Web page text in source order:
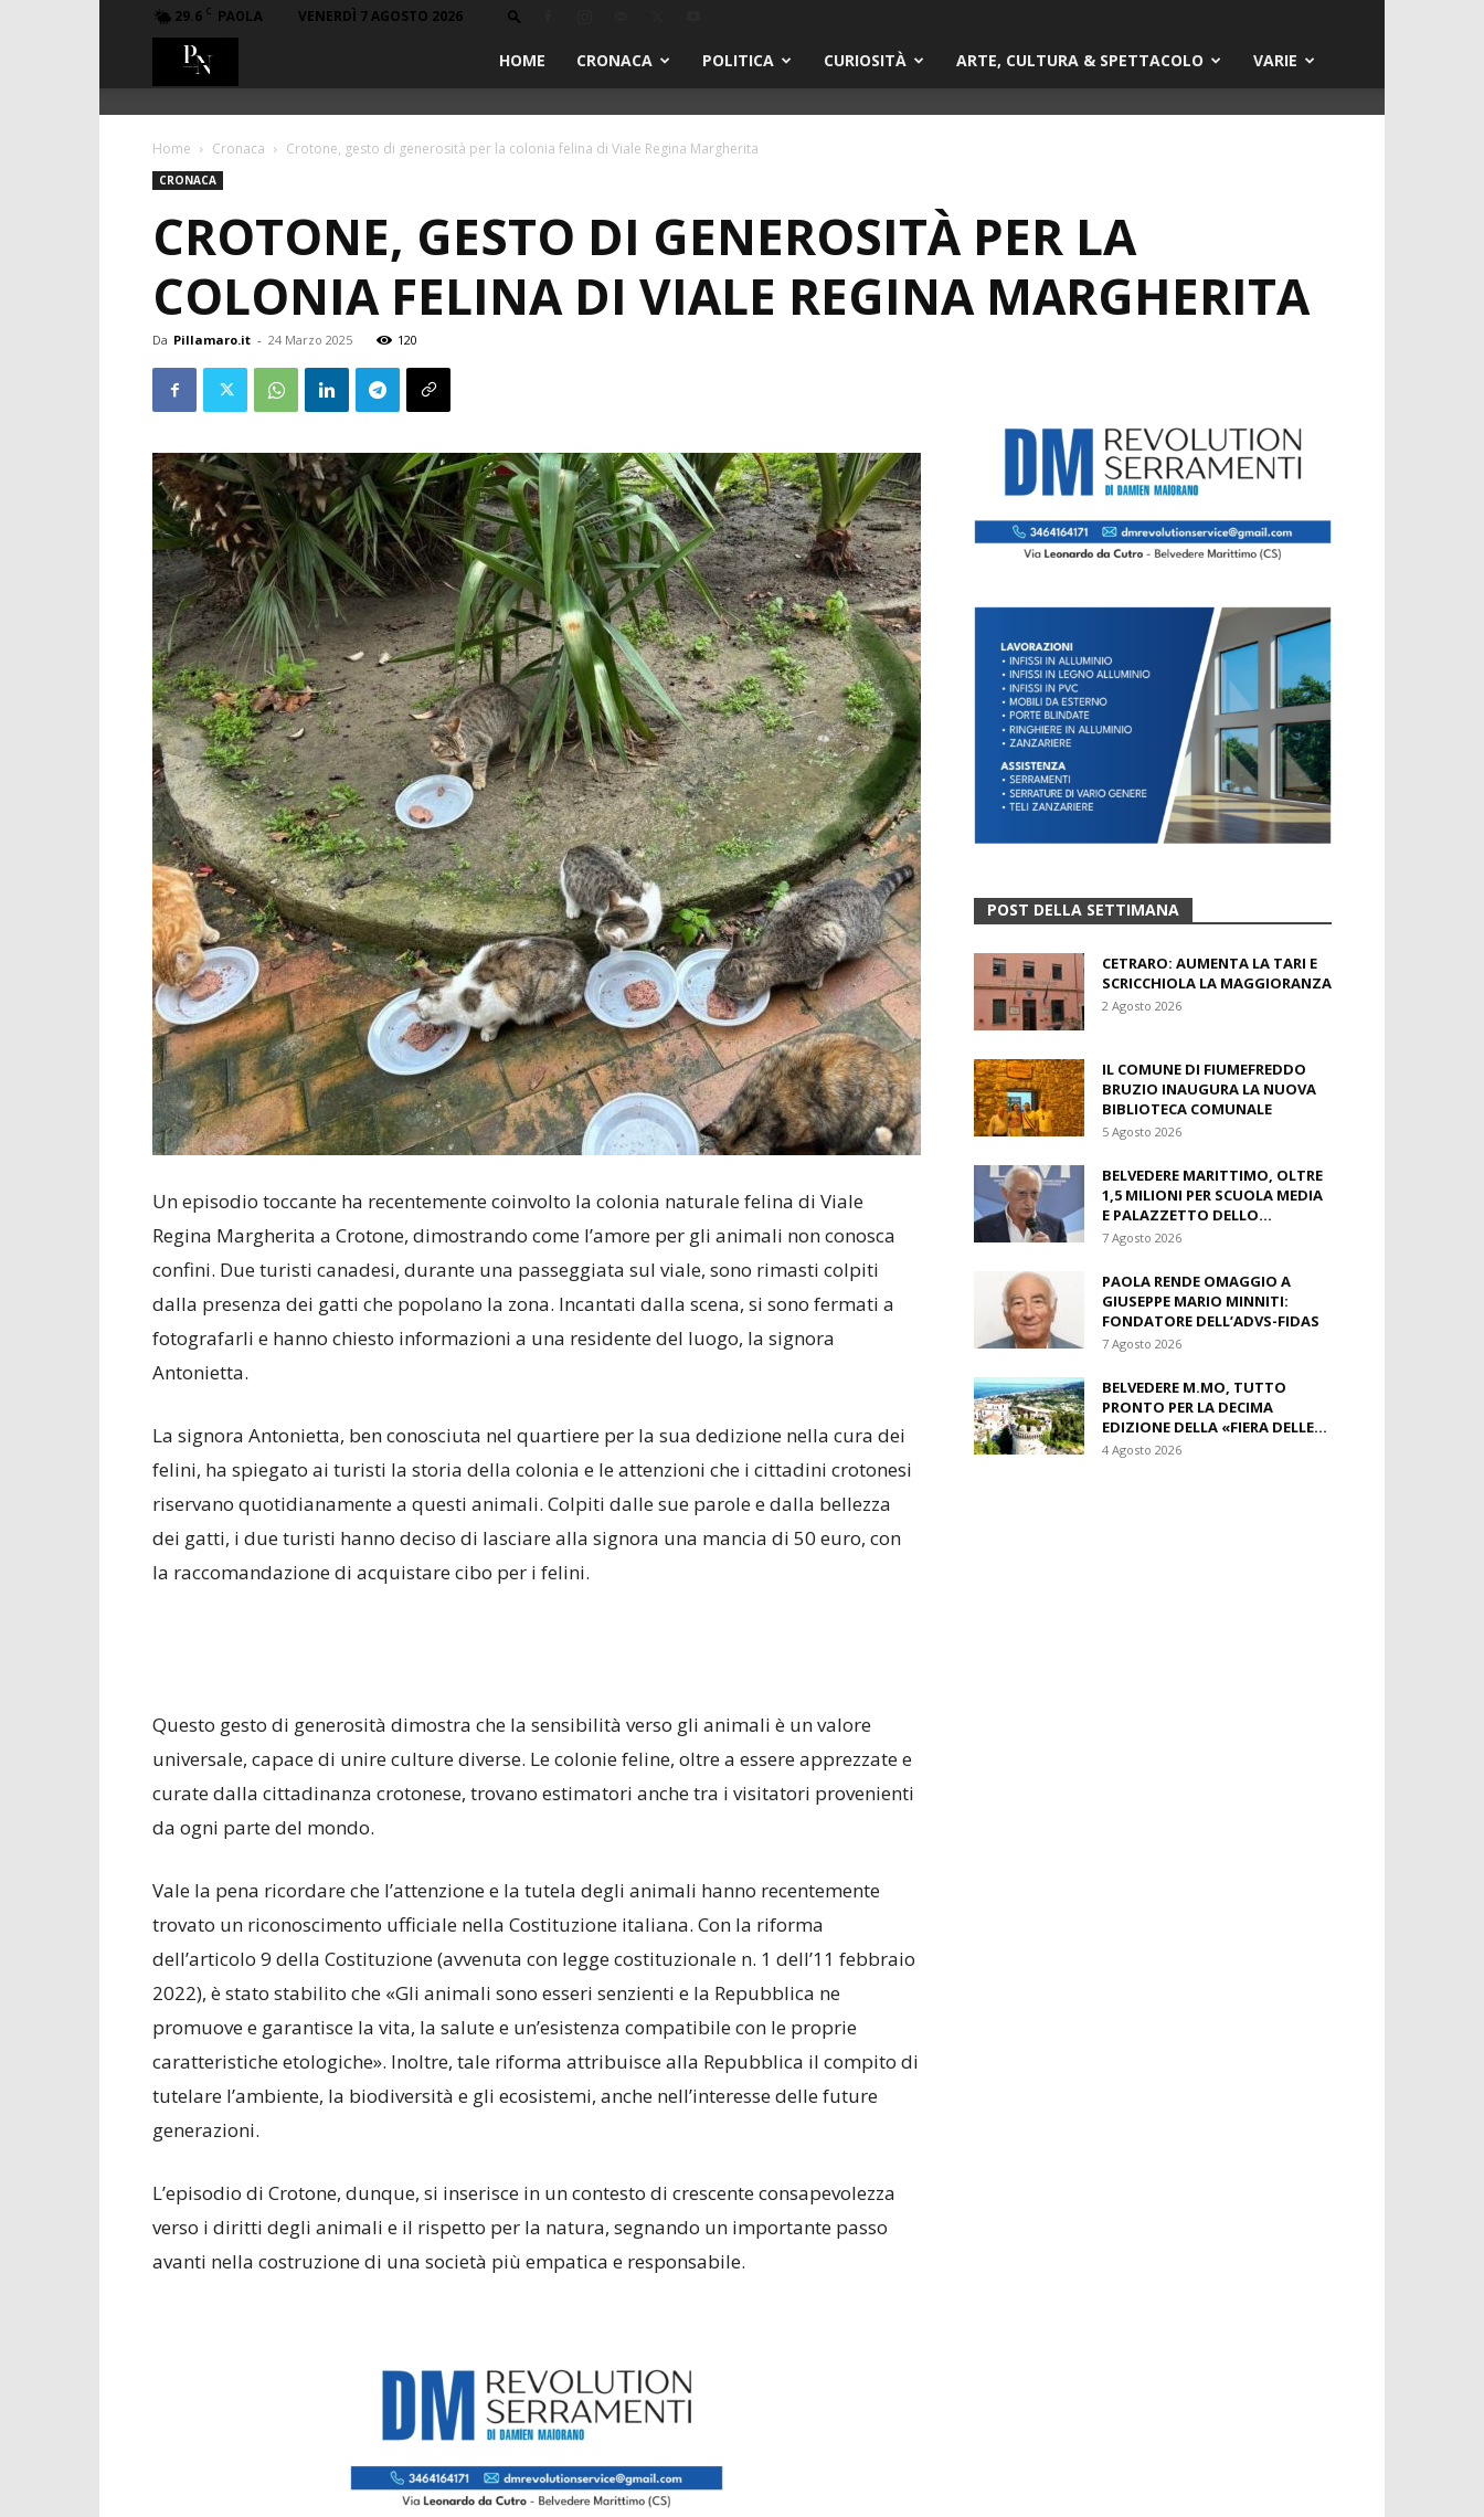
29.6 C PAOLA VENERDÌ 7 AGOSTO 2026
HOME CRONACA POLITICA CURIOSITÀ ARTE, CULTURA & SPETTACOLO VARIE
Home Cronaca Crotone, gesto di generosità per la colonia felina di Viale Regina Margherita
CRONACA
CROTONE, GESTO DI GENEROSITÀ PER LA
COLONIA FELINA DI VIALE REGINA MARGHERITA
Da Pillamaro.it - 24 Marzo 2025 120
Un episodio toccante ha recentemente coinvolto la colonia naturale felina di Viale
Regina Margherita a Crotone, dimostrando come l’amore per gli animali non conosca
confini. Due turisti canadesi, durante una passeggiata sul viale, sono rimasti colpiti
dalla presenza dei gatti che popolano la zona. Incantati dalla scena, si sono fermati a
fotografarli e hanno chiesto informazioni a una residente del luogo, la signora
Antonietta.
La signora Antonietta, ben conosciuta nel quartiere per la sua dedizione nella cura dei
felini, ha spiegato ai turisti la storia della colonia e le attenzioni che i cittadini crotonesi
riservano quotidianamente a questi animali. Colpiti dalle sue parole e dalla bellezza
dei gatti, i due turisti hanno deciso di lasciare alla signora una mancia di 50 euro, con
la raccomandazione di acquistare cibo per i felini.
Questo gesto di generosità dimostra che la sensibilità verso gli animali è un valore
universale, capace di unire culture diverse. Le colonie feline, oltre a essere apprezzate e
curate dalla cittadinanza crotonese, trovano estimatori anche tra i visitatori provenienti
da ogni parte del mondo.
Vale la pena ricordare che l’attenzione e la tutela degli animali hanno recentemente
trovato un riconoscimento ufficiale nella Costituzione italiana. Con la riforma
dell’articolo 9 della Costituzione (avvenuta con legge costituzionale n. 1 dell’11 febbraio
2022), è stato stabilito che «Gli animali sono esseri senzienti e la Repubblica ne
promuove e garantisce la vita, la salute e un’esistenza compatibile con le proprie
caratteristiche etologiche». Inoltre, tale riforma attribuisce alla Repubblica il compito di
tutelare l’ambiente, la biodiversità e gli ecosistemi, anche nell’interesse delle future
generazioni.
L’episodio di Crotone, dunque, si inserisce in un contesto di crescente consapevolezza
verso i diritti degli animali e il rispetto per la natura, segnando un importante passo
avanti nella costruzione di una società più empatica e responsabile.
POST DELLA SETTIMANA
CETRARO: AUMENTA LA TARI E
SCRICCHIOLA LA MAGGIORANZA
2 Agosto 2026
IL COMUNE DI FIUMEFREDDO
BRUZIO INAUGURA LA NUOVA
BIBLIOTECA COMUNALE
5 Agosto 2026
BELVEDERE MARITTIMO, OLTRE
1,5 MILIONI PER SCUOLA MEDIA
E PALAZZETTO DELLO...
7 Agosto 2026
PAOLA RENDE OMAGGIO A
GIUSEPPE MARIO MINNITI:
FONDATORE DELL’ADVS-FIDAS
7 Agosto 2026
BELVEDERE M.MO, TUTTO
PRONTO PER LA DECIMA
EDIZIONE DELLA «FIERA DELLE...
4 Agosto 2026